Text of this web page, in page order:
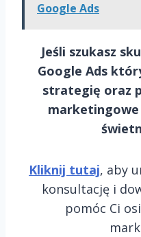
Google Ads
Jeśli szukasz
Google Ads
strategię oraz
Kliknij tutaj, aby
konsultację i
pomóc Ci